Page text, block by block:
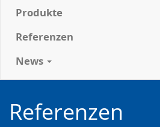
Produkte
Referenzen
News
Referenzen